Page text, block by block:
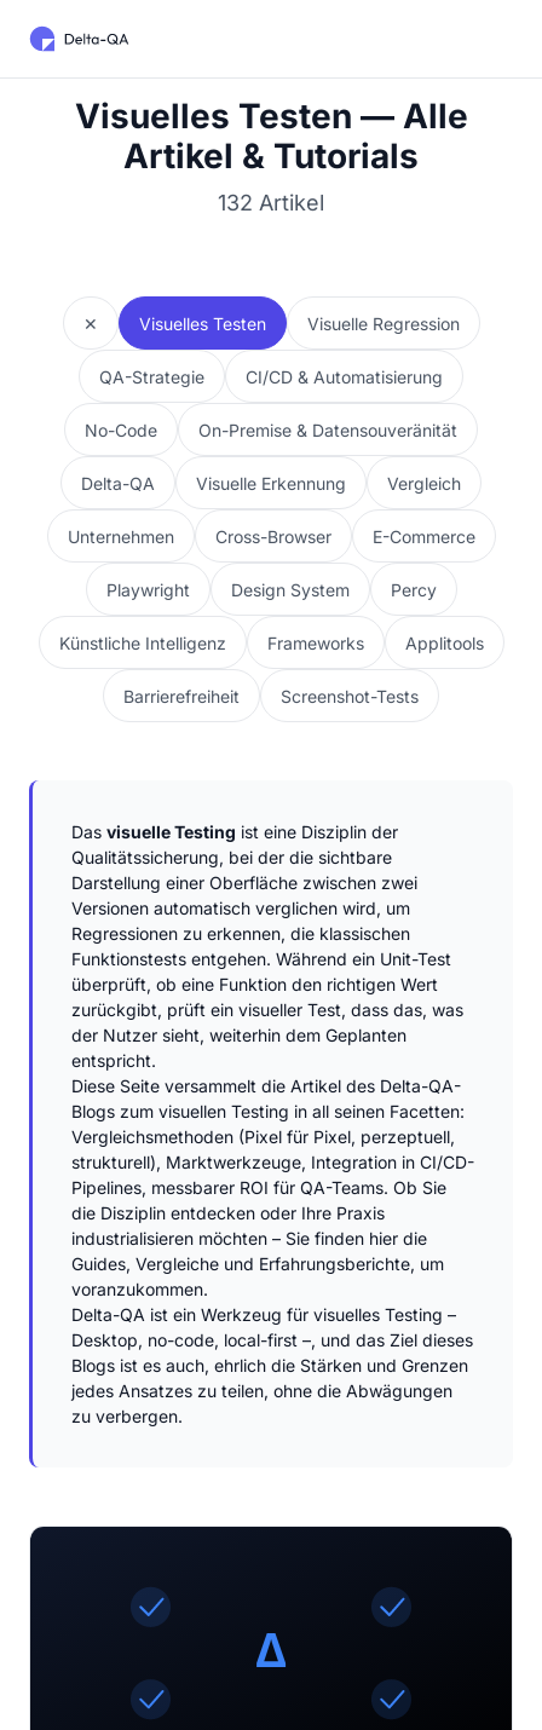
Visuelles Testen — Alle
Artikel & Tutorials
132 Artikel
✕ Visuelles Testen Visuelle Regression
QA-Strategie CI/CD & Automatisierung
No-Code On-Premise & Datensouveränität
Delta-QA Visuelle Erkennung Vergleich
Unternehmen Cross-Browser E-Commerce
Playwright Design System Percy
Künstliche Intelligenz Frameworks Applitools
Barrierefreiheit Screenshot-Tests
Das visuelle Testing ist eine Disziplin der
Qualitätssicherung, bei der die sichtbare
Darstellung einer Oberfläche zwischen zwei
Versionen automatisch verglichen wird, um
Regressionen zu erkennen, die klassischen
Funktionstests entgehen. Während ein Unit-Test
überprüft, ob eine Funktion den richtigen Wert
zurückgibt, prüft ein visueller Test, dass das, was
der Nutzer sieht, weiterhin dem Geplanten
entspricht.
Diese Seite versammelt die Artikel des Delta-QA-
Blogs zum visuellen Testing in all seinen Facetten:
Vergleichsmethoden (Pixel für Pixel, perzeptuell,
strukturell), Marktwerkzeuge, Integration in CI/CD-
Pipelines, messbarer ROI für QA-Teams. Ob Sie
die Disziplin entdecken oder Ihre Praxis
industrialisieren möchten – Sie finden hier die
Guides, Vergleiche und Erfahrungsberichte, um
voranzukommen.
Delta-QA ist ein Werkzeug für visuelles Testing –
Desktop, no-code, local-first –, und das Ziel dieses
Blogs ist es auch, ehrlich die Stärken und Grenzen
jedes Ansatzes zu teilen, ohne die Abwägungen
zu verbergen.